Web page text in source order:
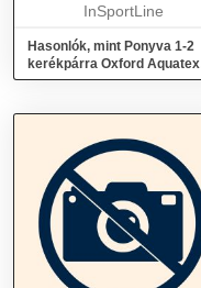
InSportLine
Hasonlók, mint Ponyva 1-2
kerékpárra Oxford Aquatex
Touring Premium